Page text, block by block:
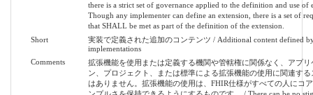
there is a strict set of governance applied to the definition and use of
Though any implementer can define an extension, there is a set of
that SHALL be met as part of the definition of the extension.
Short
実装で定義された追加のコンテンツ / Additional content defined
implementations
Comments
拡張機能を使用または定義する機関や管轄権に関係なく、アプリ
ン、プロジェクト、または標準による拡張機能の使用に関連する
はありません。拡張機能の使用は、FHIR仕様がすべての人にコ